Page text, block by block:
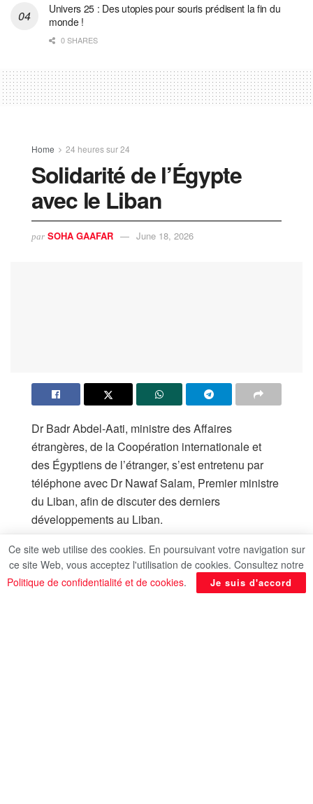
Univers 25 : Des utopies pour souris prédisent la fin du
monde !
0 SHARES
Home 24 heures sur 24
Solidarité de l’Égypte
avec le Liban
par SOHA GAAFAR June 18, 2026
Dr Badr Abdel-Aati, ministre des Affaires
étrangères, de la Coopération internationale et
des Égyptiens de l’étranger, s’est entretenu par
téléphone avec Dr Nawaf Salam, Premier ministre
du Liban, afin de discuter des derniers
développements au Liban.
L’ambassadeur Tamim Khallaf, porte-parole officiel
du ministère des Affaires étrangères, a déclaré
que le ministre Abdel-Aati avait réitéré, lors de cet
Ce site web utilise des cookies. En poursuivant votre navigation sur
ce site Web, vous acceptez l'utilisation de cookies. Consultez notre
Politique de confidentialité et de cookies. Je suis d'accord